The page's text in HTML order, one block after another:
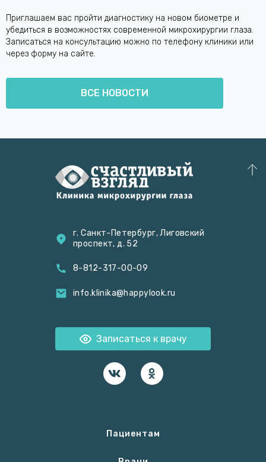
Приглашаем вас пройти диагностику на новом биометре и
убедиться в возможностях современной микрохирургии глаза.
Записаться на консультацию можно по телефону клиники или
через форму на сайте.
ВСЕ НОВОСТИ
г. Санкт-Петербург, Лиговский
проспект, д. 52
8-812-317-00-09
info.klinika@happylook.ru
Записаться к врачу
Пациентам